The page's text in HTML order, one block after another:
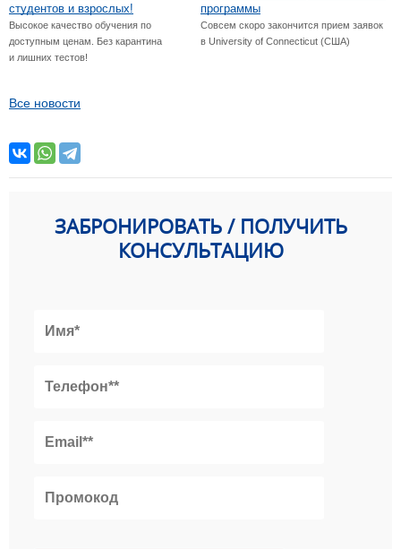
студентов и взрослых!
Высокое качество обучения по
доступным ценам. Без карантина
и лишних тестов!
программы
Совсем скоро закончится прием заявок
в University of Connecticut (США)
Все новости
ЗАБРОНИРОВАТЬ / ПОЛУЧИТЬ
КОНСУЛЬТАЦИЮ